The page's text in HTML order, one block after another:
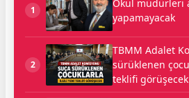
1
Okul müdürleri
yapamayacak
2
TBMM Adalet
sürüklenen
teklifi görüşecek